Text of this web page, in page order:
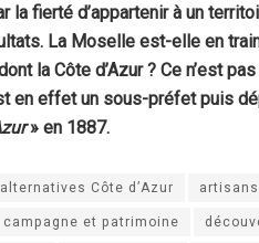
la fierté d’appartenir à un
La Moselle est-elle en
la Côte d’Azur ? Ce n’est
en effet un sous-préfet puis
» en 1887.
alternatives Côte d’Azur
artisans
campagne et patrimoine